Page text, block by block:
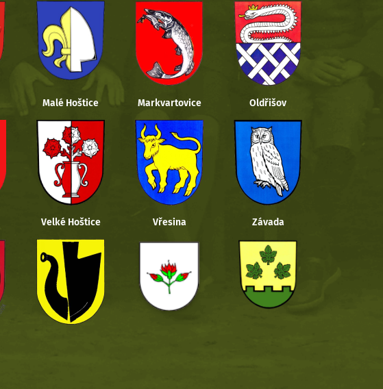
Malé Hoštice Markvartovice Oldřišov
Velké Hoštice Vřesina Závada